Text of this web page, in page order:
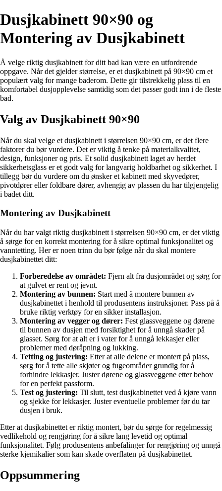
Dusjkabinett 90×90 og
Montering av Dusjkabinett
Å velge riktig dusjkabinett for ditt bad kan være en utfordrende
oppgave. Når det gjelder størrelse, er et dusjkabinett på 90×90 cm et
populært valg for mange baderom. Dette gir tilstrekkelig plass til en
komfortabel dusjopplevelse samtidig som det passer godt inn i de fleste
bad.
Valg av Dusjkabinett 90×90
Når du skal velge et dusjkabinett i størrelsen 90×90 cm, er det flere
faktorer du bør vurdere. Det er viktig å tenke på materialkvalitet,
design, funksjoner og pris. Et solid dusjkabinett laget av herdet
sikkerhetsglass er et godt valg for langvarig holdbarhet og sikkerhet. I
tillegg bør du vurdere om du ønsker et kabinett med skyvedører,
pivotdører eller foldbare dører, avhengig av plassen du har tilgjengelig
i badet ditt.
Montering av Dusjkabinett
Når du har valgt riktig dusjkabinett i størrelsen 90×90 cm, er det viktig
å sørge for en korrekt montering for å sikre optimal funksjonalitet og
vanntetting. Her er noen trinn du bør følge når du skal montere
dusjkabinettet ditt:
Forberedelse av området: Fjern alt fra dusjområdet og sørg for
at gulvet er rent og jevnt.
Montering av bunnen: Start med å montere bunnen av
dusjkabinettet i henhold til produsentens instruksjoner. Pass på å
bruke riktig verktøy for en sikker installasjon.
Montering av vegger og dører: Fest glassveggene og dørene
til bunnen av dusjen med forsiktighet for å unngå skader på
glasset. Sørg for at alt er i vater for å unngå lekkasjer eller
problemer med døråpning og lukking.
Tetting og justering: Etter at alle delene er montert på plass,
sørg for å tette alle skjøter og fugeområder grundig for å
forhindre lekkasjer. Juster dørene og glassveggene etter behov
for en perfekt passform.
Test og justering: Til slutt, test dusjkabinettet ved å kjøre vann
og sjekke for lekkasjer. Juster eventuelle problemer før du tar
dusjen i bruk.
Etter at dusjkabinettet er riktig montert, bør du sørge for regelmessig
vedlikehold og rengjøring for å sikre lang levetid og optimal
funksjonalitet. Følg produsentens anbefalinger for rengjøring og unngå
sterke kjemikalier som kan skade overflaten på dusjkabinettet.
Oppsummering